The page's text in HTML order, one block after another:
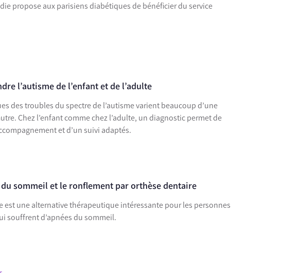
propose aux parisiens diabétiques de bénéficier du service
l’autisme de l’enfant et de l’adulte
des troubles du spectre de l’autisme varient beaucoup d’une
Chez l’enfant comme chez l’adulte, un diagnostic permet de
et d’un suivi adaptés.
du sommeil et le ronflement par orthèse dentaire
est une alternative thérapeutique intéressante pour les personnes
souffrent d’apnées du sommeil.